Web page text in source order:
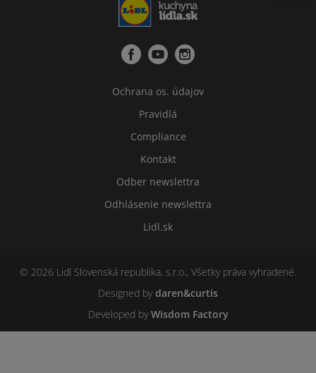
Ochrana os. údajov
Pravidlá
Compliance
Kontakt
Odber newslettra
Odhlásenie newslettra
Lidl.sk
© 2026 Lidl Slovenská republika, s.r.o., Všetky práva vyhradené.
Designed bydaren&curtis
Developed byWisdom Factory